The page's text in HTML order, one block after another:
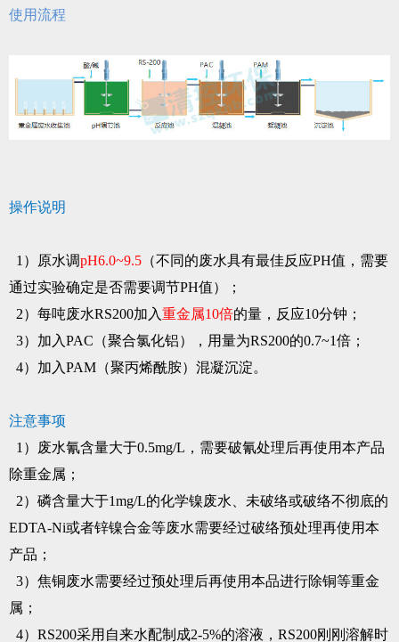
使用流程
操作说明
1）原水调pH6.0~9.5 （不同的废水具有最佳反应PH值，需要
通过实验确定是否需要调节PH值）；
2）每吨废水RS200加入重金属10倍的量，反应10分钟；
3）加入PAC（聚合氯化铝），用量为RS200的0.7~1倍；
4）加入PAM（聚丙烯酰胺）混凝沉淀。
注意事项
1）废水氰含量大于0.5mg/L，需要破氰处理后再使用本产品
除重金属；
2）磷含量大于1mg/L的化学镍废水、未破络或破络不彻底的
EDTA-Ni或者锌镍合金等废水需要经过破络预处理再使用本
产品；
3）焦铜废水需要经过预处理后再使用本品进行除铜等重金
属；
4）RS200采用自来水配制成2-5%的溶液，RS200刚刚溶解时